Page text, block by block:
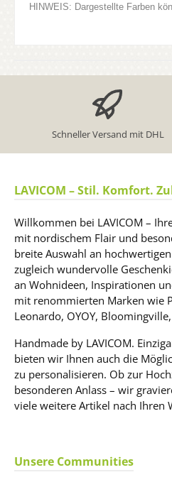
HINWEIS: Dargestellte Farben
Schneller Versand mit DHL
LAVICOM – Stil. Komfort.
Willkommen bei LAVICOM –
mit nordischem Flair und
breite Auswahl an
zugleich wundervolle
an Wohnideen, Inspirationen
mit renommierten Marken wie
Leonardo, OYOY,
Handmade by LAVICOM.
bieten wir Ihnen auch die
zu personalisieren. Ob zur
besonderen Anlass – wir
viele weitere Artikel nach Ihren
Unsere Communities